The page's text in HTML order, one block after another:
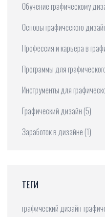
Обучение графическому
Основы графического
Профессия и карьера в
Программы для
Инструменты для
Графический дизайн (5)
Заработок в дизайне (1)
ТЕГИ
графический дизайн